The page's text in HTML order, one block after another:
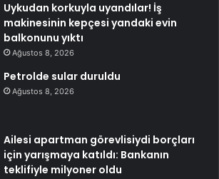
Uykudan korkuyla uyandılar! İş
makinesinin kepçesi yandaki evin
balkonunu yıktı
Ağustos 8, 2026
Petrolde sular duruldu
Ağustos 8, 2026
Ailesi apartman görevlisiydi borçları
için yarışmaya katıldı: Bankanın
teklifiyle milyoner oldu